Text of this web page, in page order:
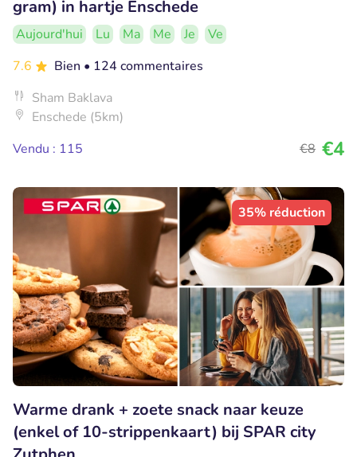
gram) in hartje Enschede
Aujourd'hui Lu Ma Me Je
Ve
7.6
Bien • 124 commentaires
Sham Baklava
Enschede (5km)
Vendu : 115
€8 €4
35% réduction
Warme drank + zoete snack naar keuze
(enkel of 10-strippenkaart) bij SPAR city